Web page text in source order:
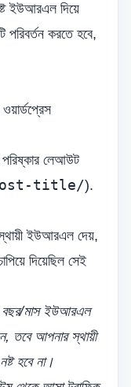
ইউআরএল দিয়ে
করতে হবে,
লেআউট
post-title/).
ইউআরএল দেয়,
দিয়েছিল সেই
বছর/মাস ইউআরএল
তবে আপনার স্থায়ী
হবে না।